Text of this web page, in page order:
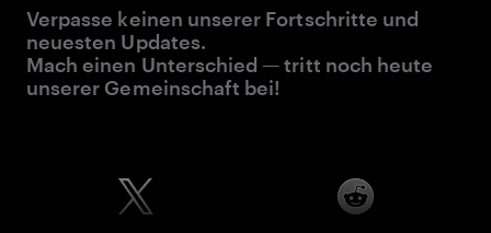
Verpasse keinen unserer Fortschritte und
neuesten Updates.
Mach einen Unterschied — tritt noch heute
unserer Gemeinschaft bei!